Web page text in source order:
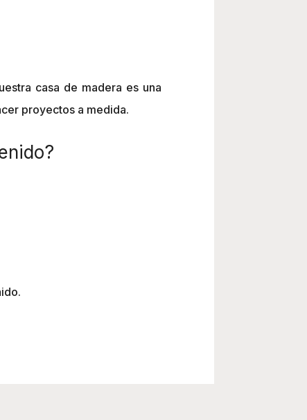
casa de madera es una
proyectos a medida.